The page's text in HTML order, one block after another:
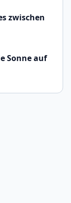
zwischen
Sonne auf